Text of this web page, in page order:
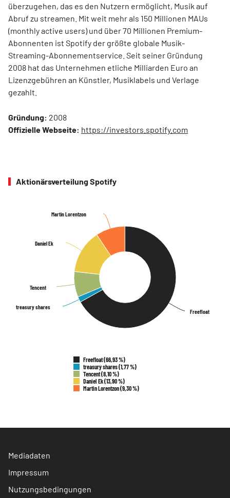
überzugehen, das es den Nutzern ermöglicht, Musik auf
Abruf zu streamen. Mit weit mehr als 150 Millionen MAUs
(monthly active users) und über 70 Millionen Premium-
Abonnenten ist Spotify der größte globale Musik-
Streaming-Abonnementservice. Seit seiner Gründung
2008 hat das Unternehmen etliche Milliarden Euro an
Lizenzgebühren an Künstler, Musiklabels und Verlage
gezahlt.
Gründung: 2008
Offizielle Webseite: https://investors.spotify.com
Aktionärsverteilung Spotify
Freefloat
Freefloat
treasury shares
treasury shares
Tencent
Tencent
Daniel Ek
Daniel Ek
Martin Lorentzon
Martin Lorentzon
Freefloat (66,93 %)
treasury shares (1,77 %)
Tencent (8,10 %)
Daniel Ek (13,90 %)
Martin Lorentzon (9,30 %)
Mediadaten
Impressum
Nutzungsbedingungen